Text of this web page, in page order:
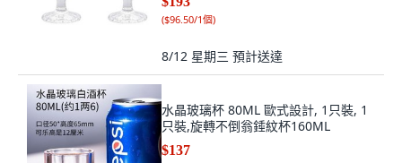
($96.50/1個)
8/12 星期三 預計送達
水晶玻璃杯 80ML 歐式設計, 1只裝, 1
只裝,旋轉不倒翁錘紋杯160ML
$137